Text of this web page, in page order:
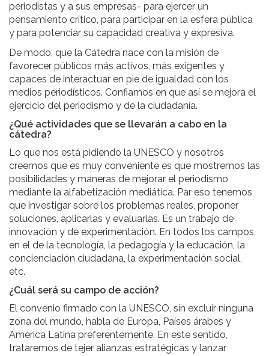
periodistas y a sus empresas- para ejercer un
pensamiento crítico, para participar en la esfera pública
y para potenciar su capacidad creativa y expresiva.
De modo, que la Cátedra nace con la misión de
favorecer públicos más activos, más exigentes y
capaces de interactuar en pie de igualdad con los
medios periodísticos. Confiamos en que así se mejora el
ejercicio del periodismo y de la ciudadanía.
¿Qué actividades que se llevarán a cabo en la
cátedra?
Lo que nos está pidiendo la UNESCO y nosotros
creemos que es muy conveniente es que mostremos las
posibilidades y maneras de mejorar el periodismo
mediante la alfabetización mediática. Par eso tenemos
que investigar sobre los problemas reales, proponer
soluciones, aplicarlas y evaluarlas. Es un trabajo de
innovación y de experimentación. En todos los campos,
en el de la tecnología, la pedagogía y la educación, la
concienciación ciudadana, la experimentación social,
etc.
¿Cuál será su campo de acción?
El convenio firmado con la UNESCO, sin excluir ninguna
zona del mundo, habla de Europa, Países árabes y
América Latina preferentemente. En este sentido,
trataremos de tejer alianzas estratégicas y lanzar